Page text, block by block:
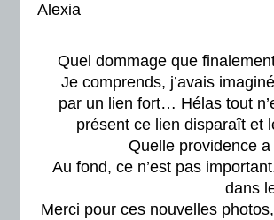
Alexia
Quel dommage que
Je comprends, j’avais
par un lien fort… Hélas tout
présent ce lien disparaît et
Quelle providence
Au fond, ce n’est pas
dans
Merci pour ces nouvelles